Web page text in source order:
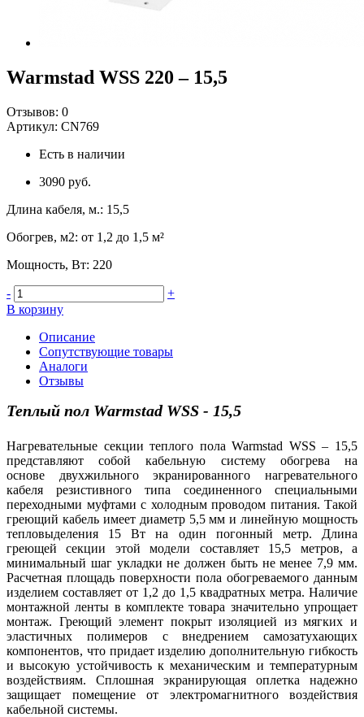
Warmstad WSS 220 – 15,5
Отзывов: 0
Артикул: CN769
Есть в наличии
3090 руб.
Длина кабеля, м.: 15,5
Обогрев, м2: от 1,2 до 1,5 м²
Мощность, Вт: 220
-
+
В корзину
Описание
Сопутствующие товары
Аналоги
Отзывы
Теплый пол Warmstad WSS - 15,5
Нагревательные секции теплого пола Warmstad WSS – 15,5
представляют собой кабельную систему обогрева на
основе двухжильного экранированного нагревательного
кабеля резистивного типа соединенного специальными
переходными муфтами с холодным проводом питания. Такой
греющий кабель имеет диаметр 5,5 мм и линейную мощность
тепловыделения 15 Вт на один погонный метр. Длина
греющей секции этой модели составляет 15,5 метров, а
минимальный шаг укладки не должен быть не менее 7,9 мм.
Расчетная площадь поверхности пола обогреваемого данным
изделием составляет от 1,2 до 1,5 квадратных метра. Наличие
монтажной ленты в комплекте товара значительно упрощает
монтаж. Греющий элемент покрыт изоляцией из мягких и
эластичных полимеров с внедрением самозатухающих
компонентов, что придает изделию дополнительную гибкость
и высокую устойчивость к механическим и температурным
воздействиям. Сплошная экранирующая оплетка надежно
защищает помещение от электромагнитного воздействия
кабельной системы.